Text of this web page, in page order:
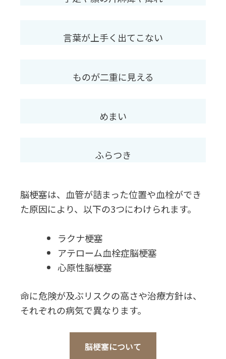
言葉が上手く出てこない
ものが二重に見える
めまい
ふらつき
脳梗塞は、血管が詰まった位置や血栓ができ
た原因により、以下の3つにわけられます。
ラクナ梗塞
アテローム血栓症脳梗塞
心原性脳梗塞
命に危険が及ぶリスクの高さや治療方針は、
それぞれの病気で異なります。
脳梗塞について